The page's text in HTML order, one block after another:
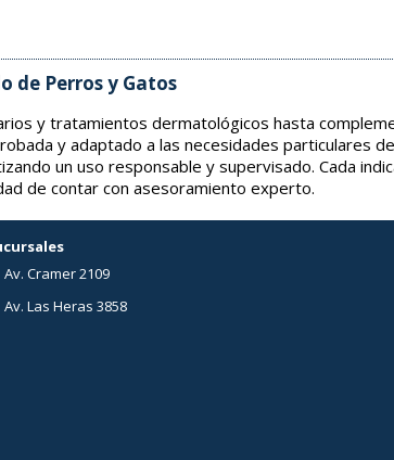
de Perros y Gatos
y tratamientos dermatológicos hasta
y adaptado a las necesidades particulares
un uso responsable y supervisado. Cada
de contar con asesoramiento experto.
Av. Cramer 2109
Av. Las Heras 3858